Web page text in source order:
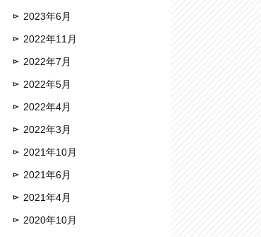
2023年6月
2022年11月
2022年7月
2022年5月
2022年4月
2022年3月
2021年10月
2021年6月
2021年4月
2020年10月